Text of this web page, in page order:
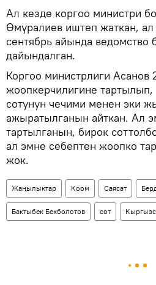
Ал кезде коргоо министри
Өмүралиев иштеп жаткан,
сентябрь айында
дайындалган.
Коргоо министрлиги
жоопкерчилигине
сотунун чечими менен эки
ажыратылганын айткан. Ал
тартылганын, бирок
ал эмне себептен жоопко
жок.
Жаңылыктар Коом Саясат
Бактыбек Бекболотов сот